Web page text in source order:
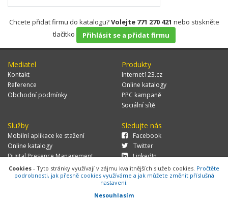
Chcete přidat firmu do katalogu?Volejte 771 270 421 nebo stiskněte
tlačítko
Přihlásit se a přidat firmu
Mediatel
Kontakt
Reference
Obchodní podmínky
Produkty
Internet123.cz
Online katalogy
PPC kampaně
Sociální sítě
Služby
Mobilní aplikace ke stažení
Online katalogy
Digital Presence Management
Více zákazníků
Sledujte nás
Facebook
Twitter
LinkedIn
© 2026 MEDIATEL CZ, s.r.o.,Za Potokem 46/4, 106 00 Praha 10, tel.:
Cookies - Tyto stránky využívají v zájmu kvalitnějších služeb cookies. Pročtěte
podrobnosti, jak přesně cookies využíváme a jak můžete změnit příslušná
nastavení.
Nesouhlasím